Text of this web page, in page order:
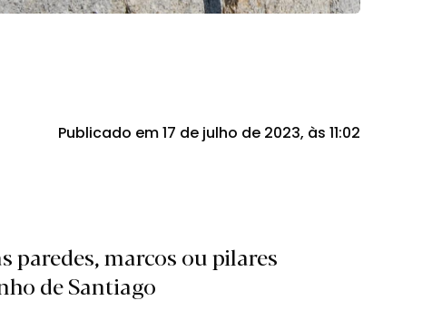
Publicado em 17 de julho de 2023, às 11:02
paredes, marcos ou pilares
de Santiago